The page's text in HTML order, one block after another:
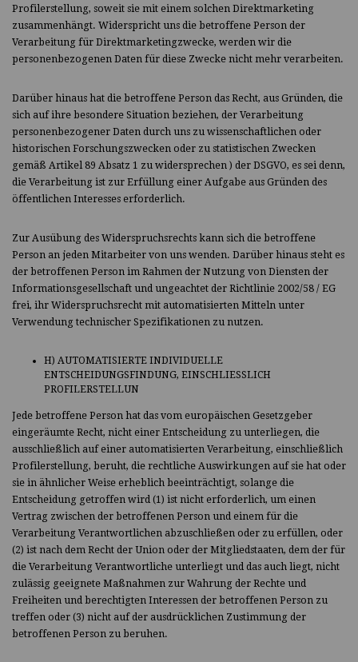
Profilerstellung, soweit sie mit einem solchen Direktmarketing
zusammenhängt. Widerspricht uns die betroffene Person der
Verarbeitung für Direktmarketingzwecke, werden wir die
personenbezogenen Daten für diese Zwecke nicht mehr verarbeiten.
Darüber hinaus hat die betroffene Person das Recht, aus Gründen, die
sich auf ihre besondere Situation beziehen, der Verarbeitung
personenbezogener Daten durch uns zu wissenschaftlichen oder
historischen Forschungszwecken oder zu statistischen Zwecken
gemäß Artikel 89 Absatz 1 zu widersprechen ) der DSGVO, es sei denn,
die Verarbeitung ist zur Erfüllung einer Aufgabe aus Gründen des
öffentlichen Interesses erforderlich.
Zur Ausübung des Widerspruchsrechts kann sich die betroffene
Person an jeden Mitarbeiter von uns wenden. Darüber hinaus steht es
der betroffenen Person im Rahmen der Nutzung von Diensten der
Informationsgesellschaft und ungeachtet der Richtlinie 2002/58 / EG
frei, ihr Widerspruchsrecht mit automatisierten Mitteln unter
Verwendung technischer Spezifikationen zu nutzen.
H) AUTOMATISIERTE INDIVIDUELLE
ENTSCHEIDUNGSFINDUNG, EINSCHLIESSLICH
PROFILERSTELLUN
Jede betroffene Person hat das vom europäischen Gesetzgeber
eingeräumte Recht, nicht einer Entscheidung zu unterliegen, die
ausschließlich auf einer automatisierten Verarbeitung, einschließlich
Profilerstellung, beruht, die rechtliche Auswirkungen auf sie hat oder
sie in ähnlicher Weise erheblich beeinträchtigt, solange die
Entscheidung getroffen wird (1) ist nicht erforderlich, um einen
Vertrag zwischen der betroffenen Person und einem für die
Verarbeitung Verantwortlichen abzuschließen oder zu erfüllen, oder
(2) ist nach dem Recht der Union oder der Mitgliedstaaten, dem der für
die Verarbeitung Verantwortliche unterliegt und das auch liegt, nicht
zulässig geeignete Maßnahmen zur Wahrung der Rechte und
Freiheiten und berechtigten Interessen der betroffenen Person zu
treffen oder (3) nicht auf der ausdrücklichen Zustimmung der
betroffenen Person zu beruhen.